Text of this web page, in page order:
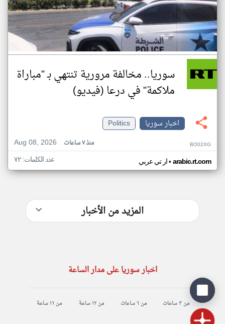
سوريا.. مخالفة مرورية تنتهي بـ "مباراة
ملاكمة" في درعا (فيديو)
اخبار سوريا
Politics
Aug 08, 2026
منذ ٧ ساعات BO02XG
ار تي عربي• arabic.rt.com عدد الكلمات: ٧٢
المزيد من الأخبار
اخبار سوريا على مدار الساعة
من ٣ ساعات من ٦ ساعات من ١٢ ساعة من ١٦ ساعة